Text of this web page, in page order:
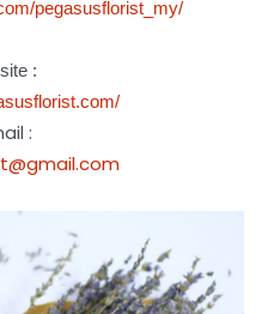
pegasusflorist_my/
:
: